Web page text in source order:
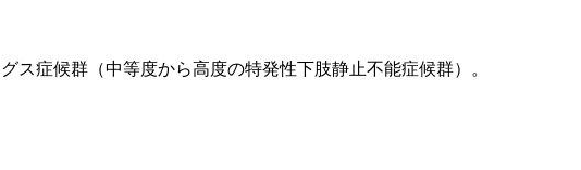
症候群（中等度から高度の特発性下肢静止不能症候群）。